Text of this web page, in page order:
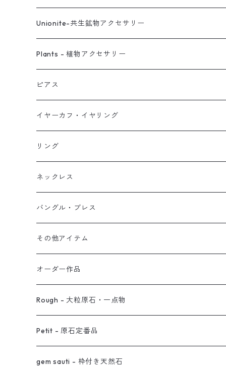
Unionite-共生鉱物アクセサリー
ピアス
ネックレス
イヤーカフ
イヤリング
Plants - 植物アクセサリー
ピアス
ネックレス
リング
ブレス
オブジェ
イヤーカフ
ピアス
スタッド・一粒
フック・ぶら下がり
フープ
イヤーカフ・イヤリング
原石イヤーカフ
植物イヤーカフ
ぶら下がりイヤーカフ
2連イヤーカフ
イヤリング対応
ノンホールピアス
オーダー用ページ
真鍮イヤーカフ
リング
ネックレス
バングル・ブレス
ブレスレット
バングル
その他アイテム
ブローチ
ヘアアクセサリー
オーダー作品
リング
ネックレス
ピアス
Rough - 大粒原石・一点物
ピアス
リング
Petit - 原石定番品
ピアス
gem sauti - 枠付き天然石